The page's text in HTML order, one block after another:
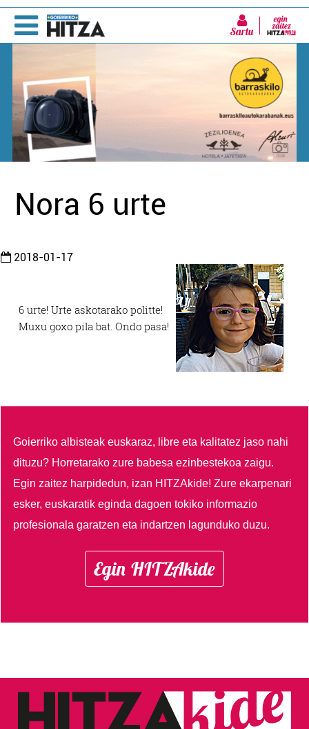
Sartu
Nora 6 urte
2018-01-17
6 urte! Urte askotarako politte!
Muxu goxo pila bat. Ondo pasa!
Goierriko albisteak euskaraz, libre eta kalitatez jaso nahi
dituzu? Horretarako zure babesa ezinbestekoa zaigu.
Egin zaitez harpidedun, izan HITZAkide!Zure ekarpenari
esker, euskaratik eginda dagoen tokiko informazio
profesionala garatzen eta indartzen lagunduko duzu.
Egin HITZAkide